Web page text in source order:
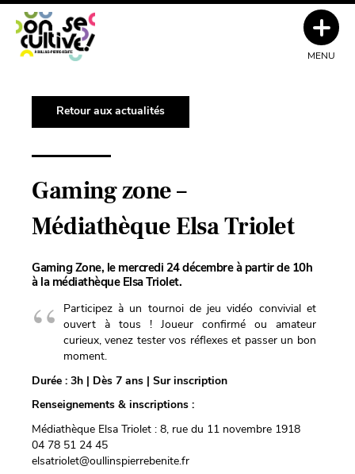
Retour aux actualités
Gaming zone –
Médiathèque Elsa Triolet
Gaming Zone, le mercredi 24 décembre à partir de 10h
à la médiathèque Elsa Triolet.
Participez à un tournoi de jeu vidéo convivial et
ouvert à tous ! Joueur confirmé ou amateur
curieux, venez tester vos réflexes et passer un bon
moment.
Durée : 3h | Dès 7 ans | Sur inscription
Renseignements & inscriptions :
Médiathèque Elsa Triolet : 8, rue du 11 novembre 1918
04 78 51 24 45
elsatriolet@oullinspierrebenite.fr
MENU